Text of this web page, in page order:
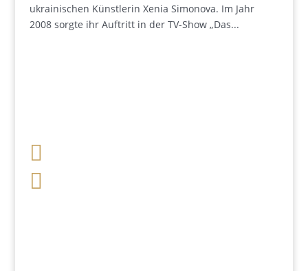
ukrainischen Künstlerin Xenia Simonova. Im Jahr
2008 sorgte ihr Auftritt in der TV-Show „Das...

